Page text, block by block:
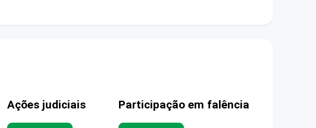
Ações judiciais Participação em falência